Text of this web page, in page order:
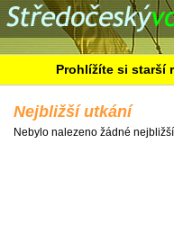
Prohlížíte si starší
Nejbližší utkání
Nebylo nalezeno žádné